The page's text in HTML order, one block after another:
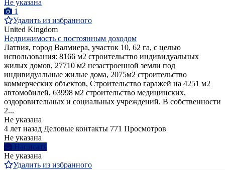
Не указана
1
Удалить из избранного
United Kingdom
Недвижимость с постоянным доходом
Латвия, город Валмиера, участок 10, 62 га, с целью
использования: 8166 м2 строительство индивидуальных
жилых домов, 27710 м2 незастроенной земли под
индивидуальные жилые дома, 2075м2 строительство
коммерческих объектов, Строительство гаражей на 4251 м2
автомобилей, 63998 м2 строительство медицинских,
оздоровительных и социальных учреждений. В собственности
2...
Не указана
4 лет назад Деловые контакты 771 Просмотров
Не указана
Написать
Не указана
Удалить из избранного